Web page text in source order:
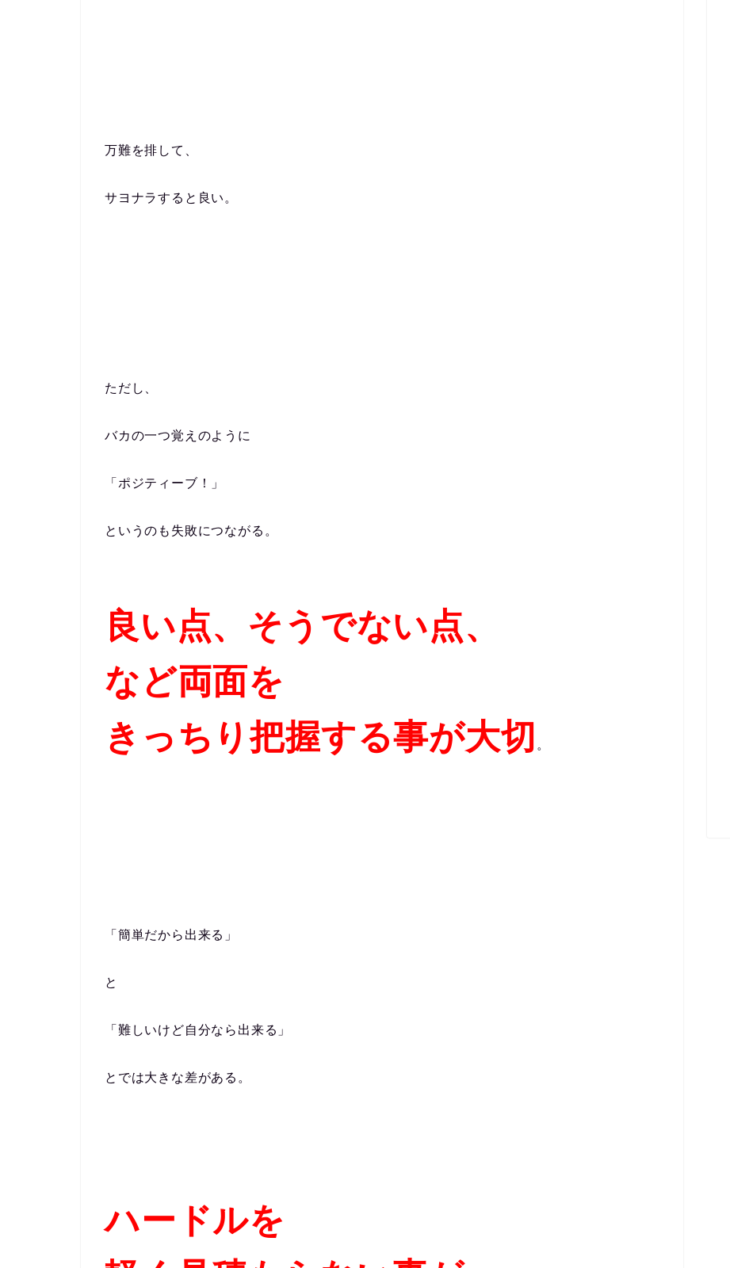
万難を排して、
サヨナラすると良い。
ただし、
バカの一つ覚えのように
「ポジティーブ！」
というのも失敗につながる。
良い点、そうでない点、
など両面を
きっちり把握する事が大切
。
「簡単だから出来る」
と
「難しいけど自分なら出来る」
とでは大きな差がある。
ハードルを